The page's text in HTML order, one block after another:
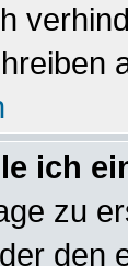
ich
zu
den